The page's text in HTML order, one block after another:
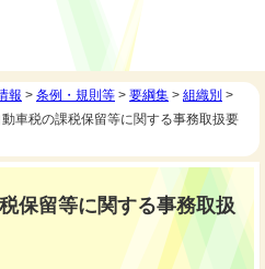
報 > 条例・規則等 > 要綱集 > 組織別 >
車税の課税保留等に関する事務取扱要
保留等に関する事務取扱